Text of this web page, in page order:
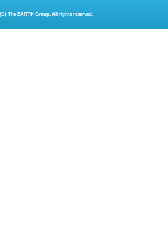
The EARTH Group. All rights reserved.